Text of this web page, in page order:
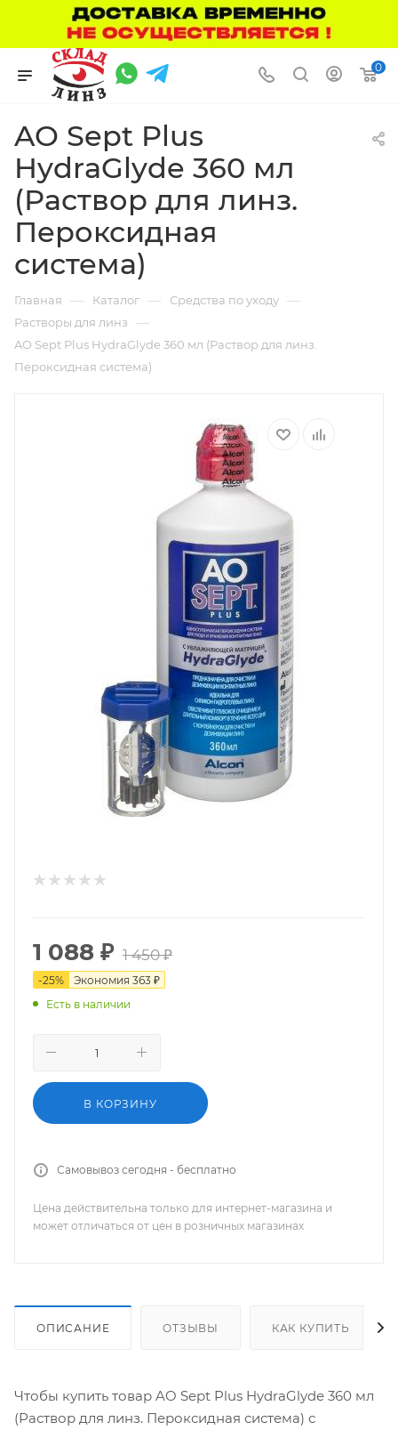
0
AO Sept Plus
HydraGlyde 360 мл
(Раствор для линз.
Пероксидная
система)
Главная — Каталог — Средства по уходу —
Растворы для линз —
AO Sept Plus HydraGlyde 360 мл (Раствор для линз.
Пероксидная система)
1 088 ₽ 1 450₽
-25% Экономия 363 ₽
Есть в наличии
В КОРЗИНУ
Самовывоз сегодня - бесплатно
Цена действительна только для интернет-магазина и
может отличаться от цен в розничных магазинах
ОПИСАНИЕ ОТЗЫВЫ КАК КУПИТЬ
Чтобы купить товар AO Sept Plus HydraGlyde 360 мл
(Раствор для линз. Пероксидная система) с